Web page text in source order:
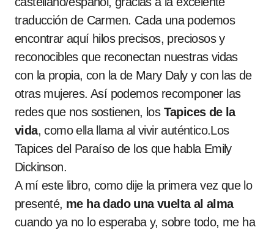
traducción de Carmen. Cada una podemos
encontrar aquí hilos precisos, preciosos y
reconocibles que reconectan nuestras vidas
con la propia, con la de Mary Daly y con las de
otras mujeres. Así podemos recomponer las
redes que nos sostienen, los Tapices de la
vida, como ella llama al vivir auténtico.Los
Tapices del Paraíso de los que habla Emily
Dickinson.
A mí este libro, como dije la primera vez que lo
presenté, me ha dado una vuelta al alma
cuando ya no lo esperaba y, sobre todo, me ha